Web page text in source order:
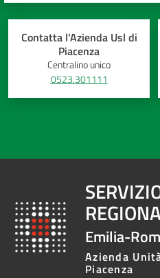
Contatta l'Azienda Usl di
Piacenza
Centralino unico
0523.301111
Emilia-
Azienda
Piacenza